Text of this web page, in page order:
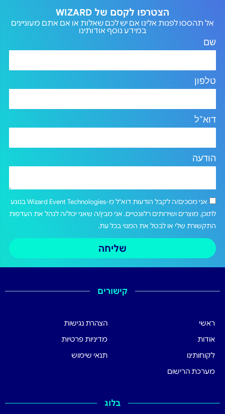
הצטרפו לקסם של WIZARD
אל תהססו לפנות אלינו אם יש לכם שאלות או אם אתם מעוניינים
במידע נוסף אודותינו
שם
טלפון
דוא"ל
הודעה
אני מסכים/ה לקבל הודעות דוא"ל מ-Wizard Event Technologies בנוגע
לתוכן, מוצרים ושירותים רלוונטיים. אני מבין/ה שאני יכול/ה לנהל את העדפות
התקשורת שלי או לבטל את המנוי בכל עת.
שליחה
קישורים
ראשי
אודות
לקוחותינו
מערכת הרישום
הצהרת נגישות
מדיניות פרטיות
תנאי שימוש
בלוג